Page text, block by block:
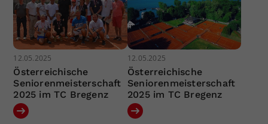
12.05.2025
Österreichische
Seniorenmeisterschaft
2025 im TC Bregenz
12.05.2025
Österreichische
Seniorenmeisterschaft
2025 im TC Bregenz